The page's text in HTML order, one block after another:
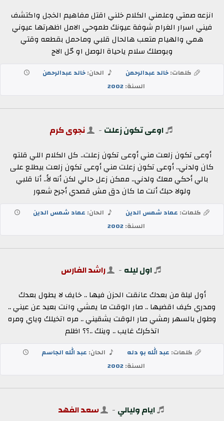
انزعه صمتي وعلمني الكلام خلني اقتل مفاهيم الخجل واكتشف
فيني اسرار الغرام شوفة عيونك طموحي الامل اظهرتها عيوني
همي والهيام متعب هالحال قلبي وماحمل بقطعه وقتي
وبوصلك سلام ياحياة الوصل او حّل الاج
كلمات:خالد عبدالرحمن الحان:خالد عبدالرحمن
السنة:2002
اوعى تكون زعلت - نجوى كرم
أوعى تكون زلعت مني أوعى تكون زعلت.. كل الكلام اللي قلتو
كان ولدني.. أوعى تكون زعلت مني أوعى تكون زلعت بيطلع على
بالي أحكي معك ولدني.. ممكن زعل حالي لكن أنه لأ.. أنا قلبي
ولولا حبك أنت ما كان دق مش قصدي أجرح شعور
كلمات: عماد شمس الدين الحان: عماد شمس الدين
السنة:2002
اول ليله - راشد الفارس
أول ليلة من بعدك عانقت الحزن فيها .. خايف لا يطول بعدك
ومدري كيف اقضيها .. صار الوقت ما يمشي وانت بعيد عن عيني ..
وطول بالسهر رمشي صار الوقت يشقيني .. مره اتخيلك وياي ومره
اتذكرك غايب .. وينك ..؟؟ اظلم
كلمات: عبد الله بو دله الحان: عبد الله الجاسم
السنة:2002
ايام وليالي - سعد الفهد